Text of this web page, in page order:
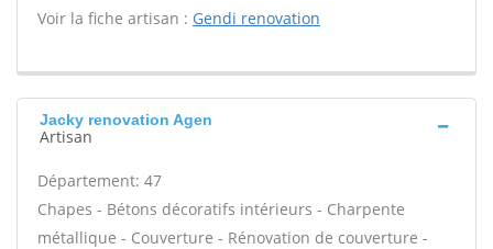
Voir la fiche artisan : Gendi renovation
Jacky renovation Agen
Artisan
Département: 47
Chapes - Bétons décoratifs intérieurs - Charpente
métallique - Couverture - Rénovation de couverture -